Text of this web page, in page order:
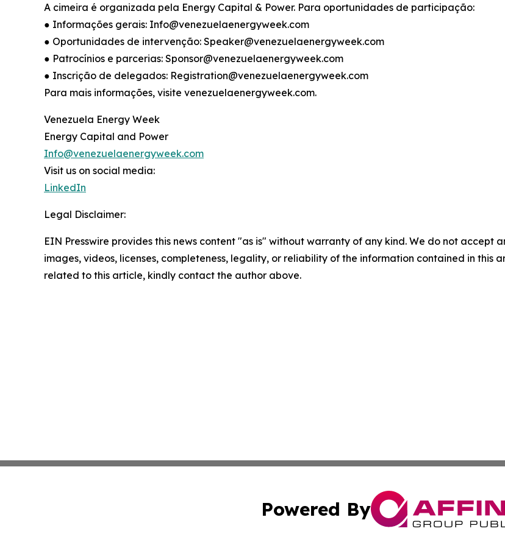
A cimeira é organizada pela Energy Capital & Power. Para oportunidades de participação:
● Informações gerais: Info@venezuelaenergyweek.com
● Oportunidades de intervenção: Speaker@venezuelaenergyweek.com
● Patrocínios e parcerias: Sponsor@venezuelaenergyweek.com
● Inscrição de delegados: Registration@venezuelaenergyweek.com
Para mais informações, visite venezuelaenergyweek.com.
Venezuela Energy Week
Energy Capital and Power
Info@venezuelaenergyweek.com
Visit us on social media:
LinkedIn
Legal Disclaimer:
EIN Presswire provides this news content "as is" without warranty of any kind. We do not accept
images, videos, licenses, completeness, legality, or reliability of the information contained in this
related to this article, kindly contact the author above.
Powered By